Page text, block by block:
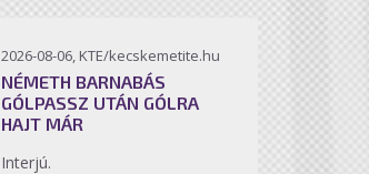
2026-08-06, KTE/kecskemetite.hu
NÉMETH BARNABÁS
GÓLPASSZ UTÁN GÓLRA
HAJT MÁR
Interjú.